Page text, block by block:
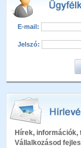
E-mail:
Jelszó:
Hírek, információk,
Vállalkozásod